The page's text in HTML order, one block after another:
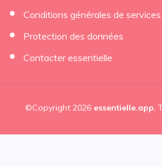
Conditions générales de
Protection des données
Contacter essentielle
©Copyright 2026 essentielle.app,